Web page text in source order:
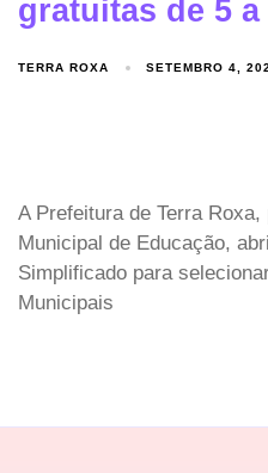
gratuitas de 5
TERRA ROXA SETEMBRO 4,
A Prefeitura de Terra
Municipal de Educação,
Simplificado para
Municipais